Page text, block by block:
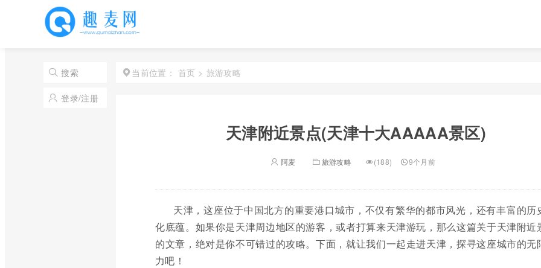
搜索
登录/注册
当前位置： 首页 > 旅游攻略
天津附近景点(天津十大AAAAA景区)
阿麦 旅游攻略 (188) 9个月前
天津，这座位于中国北方的重要港口城市，不仅有繁华的都市风光，还有丰富的历
化底蕴。如果你是天津周边地区的游客，或者打算来天津游玩，那么这篇关于天津附近
的文章，绝对是你不可错过的攻略。下面，就让我们一起走进天津，探寻这座城市的无
力吧！